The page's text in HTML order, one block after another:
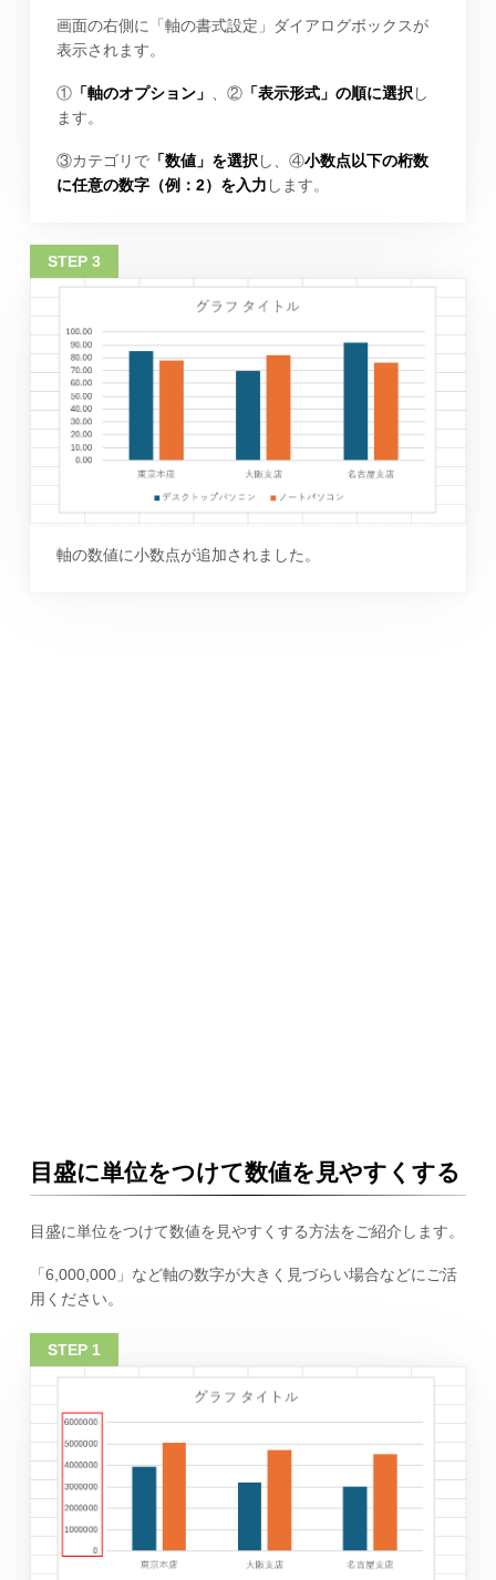
画面の右側に「軸の書式設定」ダイアログボックスが
表示されます。
①「軸のオプション」 、②「表示形式」の順に選択 し
ます。
③カテゴリで「数値」を選択 し、④小数点以下の桁数
に任意の数字（例：2）を入力 します。
軸の数値に小数点が追加されました。
目盛に単位をつけて数値を見やすくする
目盛に単位をつけて数値を見やすくする方法をご紹介します。
「6,000,000」など軸の数字が大きく見づらい場合などにご活
用ください。